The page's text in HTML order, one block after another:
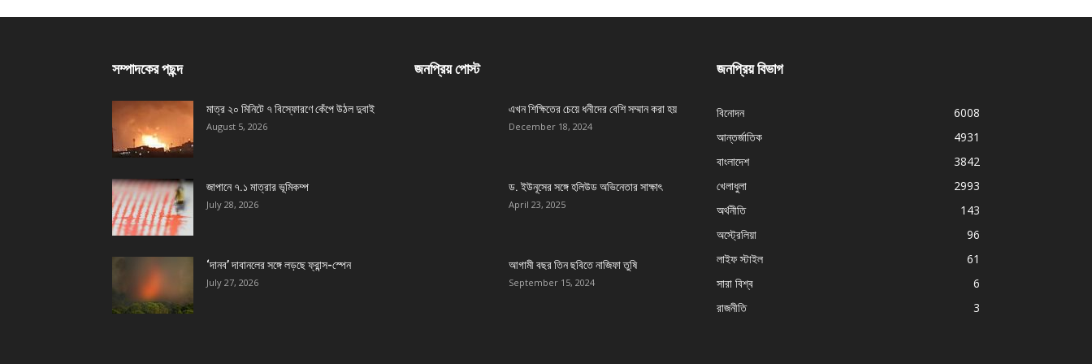
সম্পাদকের পছন্দ
মাত্র ২০ মিনিটে ৭ বিস্ফোরণে কেঁপে উঠল দুবাই
August 5, 2026
জাপানে ৭.১ মাত্রার ভূমিকম্প
July 28, 2026
‘দানব’ দাবানলের সঙ্গে লড়ছে ফ্রান্স-স্পেন
July 27, 2026
জনপ্রিয় পোস্ট
এখন শিক্ষিতের চেয়ে ধনীদের বেশি সম্মান করা হয়
December 18, 2024
ড. ইউনূসের সঙ্গে হলিউড অভিনেতার সাক্ষাৎ
April 23, 2025
আগামী বছর তিন ছবিতে নাজিফা তুষি
September 15, 2024
জনপ্রিয় বিভাগ
বিনোদন
6008
আন্তর্জাতিক
4931
বাংলাদেশ
3842
খেলাধুলা
2993
অর্থনীতি
143
অস্ট্রেলিয়া
96
লাইফ স্টাইল
61
সারা বিশ্ব
6
রাজনীতি
3